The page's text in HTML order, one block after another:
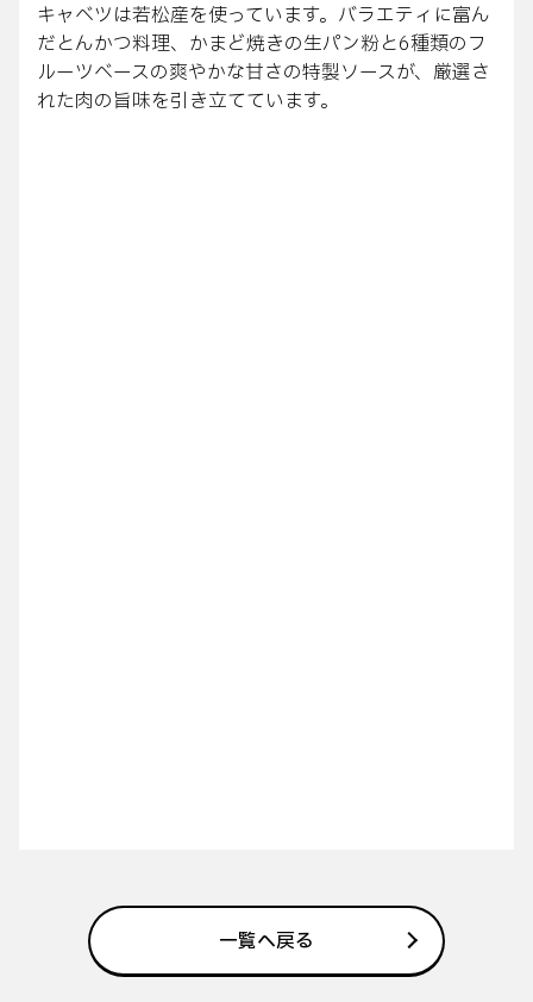
キャベツは若松産を使っています。バラエティに富ん
だとんかつ料理、かまど焼きの生パン粉と6種類のフ
ルーツベースの爽やかな甘さの特製ソースが、厳選さ
れた肉の旨味を引き立てています。
一覧へ戻る